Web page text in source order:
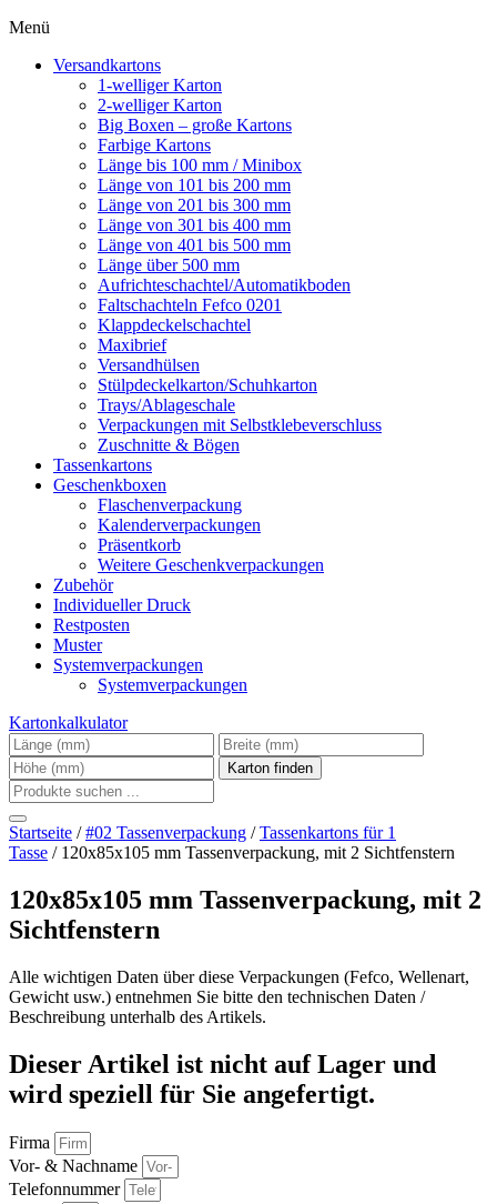
Menü
Versandkartons
1-welliger Karton
2-welliger Karton
Big Boxen – große Kartons
Farbige Kartons
Länge bis 100 mm / Minibox
Länge von 101 bis 200 mm
Länge von 201 bis 300 mm
Länge von 301 bis 400 mm
Länge von 401 bis 500 mm
Länge über 500 mm
Aufrichteschachtel/Automatikboden
Faltschachteln Fefco 0201
Klappdeckelschachtel
Maxibrief
Versandhülsen
Stülpdeckelkarton/Schuhkarton
Trays/Ablageschale
Verpackungen mit Selbstklebeverschluss
Zuschnitte & Bögen
Tassenkartons
Geschenkboxen
Flaschenverpackung
Kalenderverpackungen
Präsentkorb
Weitere Geschenkverpackungen
Zubehör
Individueller Druck
Restposten
Muster
Systemverpackungen
Systemverpackungen
Kartonkalkulator
Startseite /#02 Tassenverpackung /Tassenkartons für 1
Tasse / 120x85x105 mm Tassenverpackung, mit 2 Sichtfenstern
120x85x105 mm Tassenverpackung, mit 2
Sichtfenstern
Alle wichtigen Daten über diese Verpackungen (Fefco, Wellenart,
Gewicht usw.) entnehmen Sie bitte den technischen Daten /
Beschreibung unterhalb des Artikels.
Dieser Artikel ist nicht auf Lager und
wird speziell für Sie angefertigt.
Firma
Vor- & Nachname
Telefonnummer